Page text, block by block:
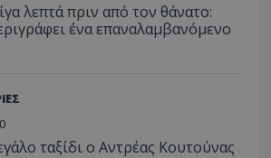
λεπτά πριν από τον θάνατο:
ένα επαναλαμβανόμενο
ταξίδι ο Αντρέας Κουτούνας